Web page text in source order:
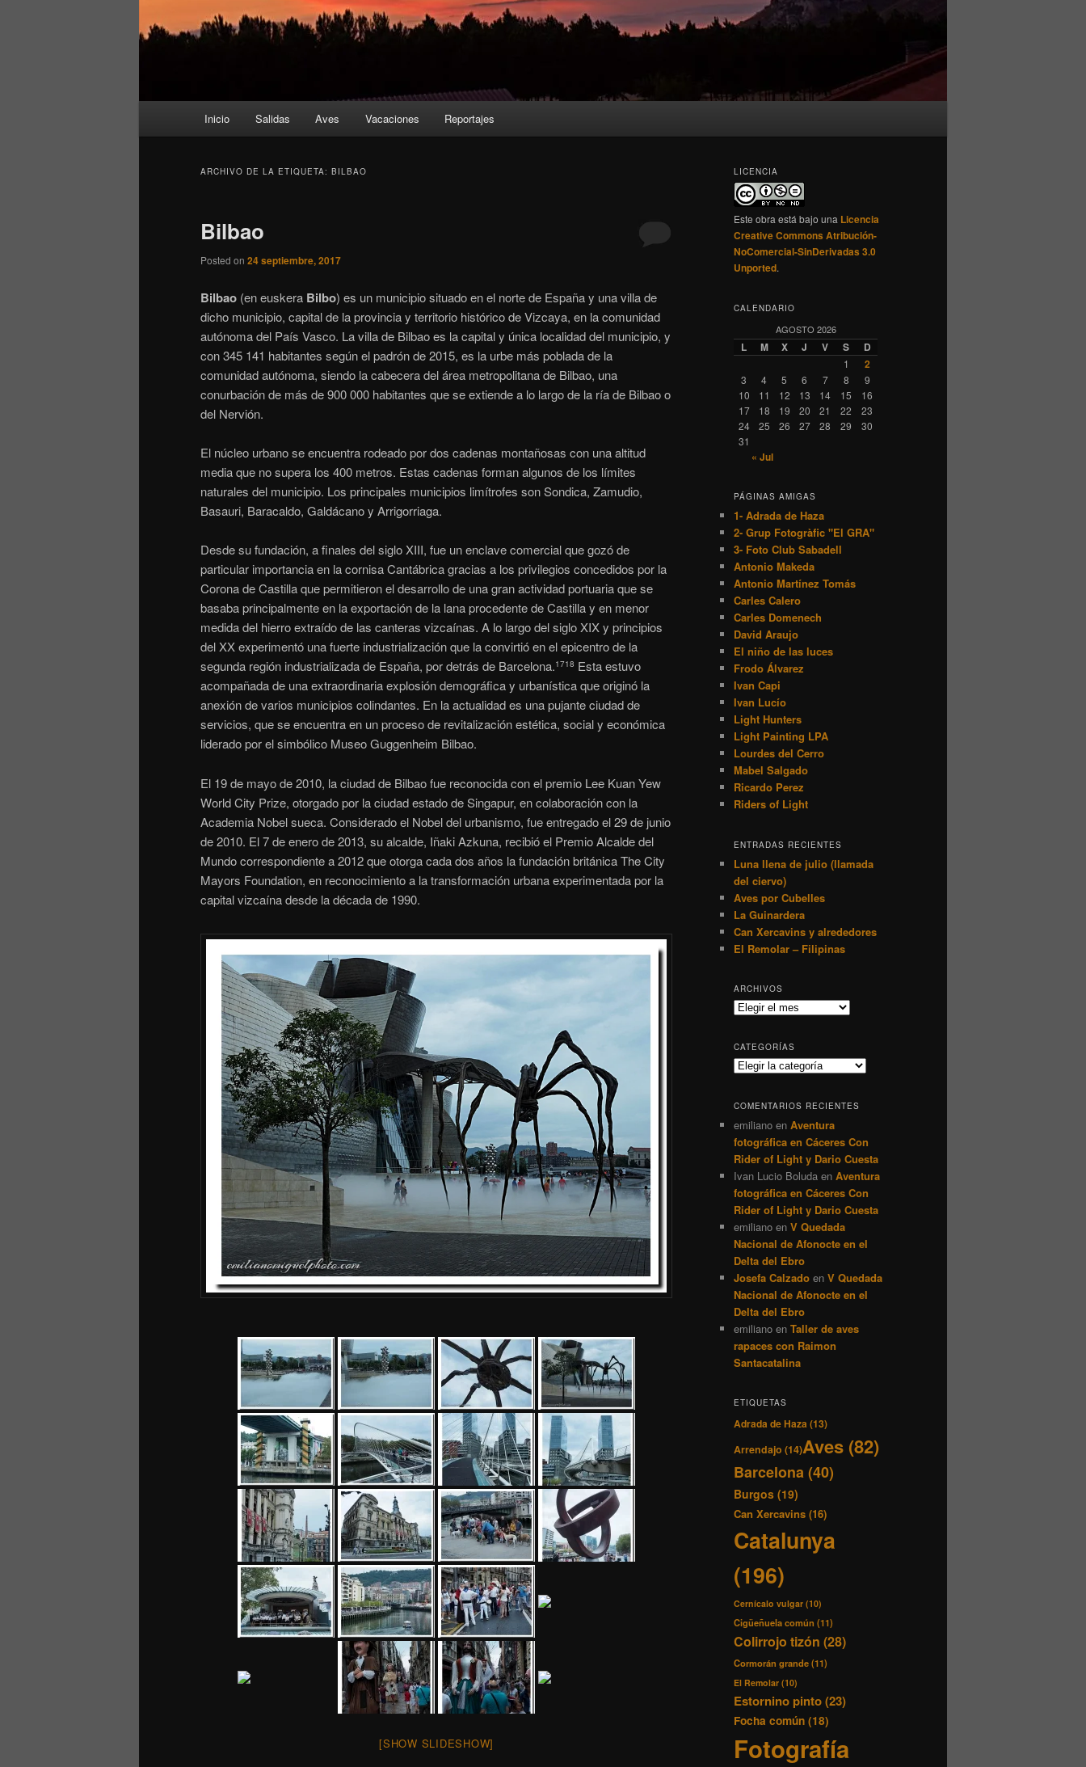
Inicio Salidas Aves Vacaciones Reportajes
ARCHIVO DE LA ETIQUETA: BILBAO
Bilbao
Posted on 24 septiembre, 2017
Bilbao ​ (en euskera Bilbo)​ es un municipio situado en el norte de España y una villa de
dicho municipio, capital de la provincia y territorio histórico de Vizcaya, en la comunidad
autónoma del País Vasco. La villa de Bilbao es la capital y única localidad del municipio, y
con 345 141 habitantes según el padrón de 2015,​ es la urbe más poblada de la
comunidad autónoma, siendo la cabecera del área metropolitana de Bilbao, una
conurbación de más de 900 000 habitantes que se extiende a lo largo de la ría de Bilbao o
del Nervión.
El núcleo urbano se encuentra rodeado por dos cadenas montañosas con una altitud
media que no supera los 400 metros.​ Estas cadenas forman algunos de los límites
naturales del municipio. Los principales municipios limítrofes son Sondica, Zamudio,
Basauri, Baracaldo, Galdácano y Arrigorriaga.
Desde su fundación, a finales del siglo XIII, fue un enclave comercial que gozó de
particular importancia en la cornisa Cantábrica gracias a los privilegios concedidos por la
Corona de Castilla​ que permitieron el desarrollo de una gran actividad portuaria que se
basaba principalmente en la exportación de la lana procedente de Castilla y en menor
medida del hierro extraído de las canteras vizcaínas. A lo largo del siglo XIX y principios
del XX experimentó una fuerte industrialización que la convirtió en el epicentro de la
segunda región industrializada de España, por detrás de Barcelona.1718 ​ Esta estuvo
acompañada de una extraordinaria explosión demográfica y urbanística que originó la
anexión de varios municipios colindantes. En la actualidad es una pujante ciudad de
servicios,​ que se encuentra en un proceso de revitalización estética, social y económica
liderado por el simbólico Museo Guggenheim Bilbao.​
El 19 de mayo de 2010, la ciudad de Bilbao fue reconocida con el premio Lee Kuan Yew
World City Prize, otorgado por la ciudad estado de Singapur, en colaboración con la
Academia Nobel sueca. Considerado el Nobel del urbanismo, fue entregado el 29 de junio
de 2010.​ El 7 de enero de 2013, su alcalde, Iñaki Azkuna, recibió el Premio Alcalde del
Mundo correspondiente a 2012 que otorga cada dos años la fundación británica The City
Mayors Foundation, en reconocimiento a la transformación urbana experimentada por la
capital vizcaína desde la década de 1990.
[SHOW SLIDESHOW]
LICENCIA
Este obra está bajo una Licencia
Creative Commons Atribución-
NoComercial-SinDerivadas 3.0
Unported.
CALENDARIO
AGOSTO 2026
L M X J V S D
1 2
3 4 5 6 7 8
9
10
11 12 13 14 15
16
17
18 19 20 21 22
23
24
25 26 27 28 29
30
31
« Jul
PÁGINAS AMIGAS
1- Adrada de Haza
2- Grup Fotogràfic "El GRA"
3- Foto Club Sabadell
Antonio Makeda
Antonio Martínez Tomás
Carles Calero
Carles Domenech
David Araujo
El niño de las luces
Frodo Álvarez
Ivan Capi
Ivan Lucío
Light Hunters
Light Painting LPA
Lourdes del Cerro
Mabel Salgado
Ricardo Perez
Riders of Light
ENTRADAS RECIENTES
Luna llena de julio (llamada
del ciervo)
Aves por Cubelles
La Guinardera
Can Xercavins y alrededores
El Remolar – Filipinas
ARCHIVOS
Archivos
CATEGORÍAS
Categorías
COMENTARIOS RECIENTES
emiliano en Aventura
fotográfica en Cáceres Con
Rider of Light y Dario Cuesta
Ivan Lucio Boluda en Aventura
fotográfica en Cáceres Con
Rider of Light y Dario Cuesta
emiliano en V Quedada
Nacional de Afonocte en el
Delta del Ebro
Josefa Calzado en V Quedada
Nacional de Afonocte en el
Delta del Ebro
emiliano en Taller de aves
rapaces con Raimon
Santacatalina
ETIQUETAS
Adrada de Haza (13)
Arrendajo (14)Aves (82)
Barcelona(40)
Burgos (19)
Can Xercavins (16)
Catalunya
(196)
Cernícalo vulgar (10)
Cigüeñuela común (11)
Colirrojo tizón (28)
Cormorán grande(11)
El Remolar (10)
Estornino pinto(23)
Focha común (18)
Fotografía